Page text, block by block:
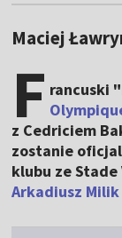
Maciej
F rancuski
z Cedriciem
zostanie
klubu ze
Arkadiusz Milik